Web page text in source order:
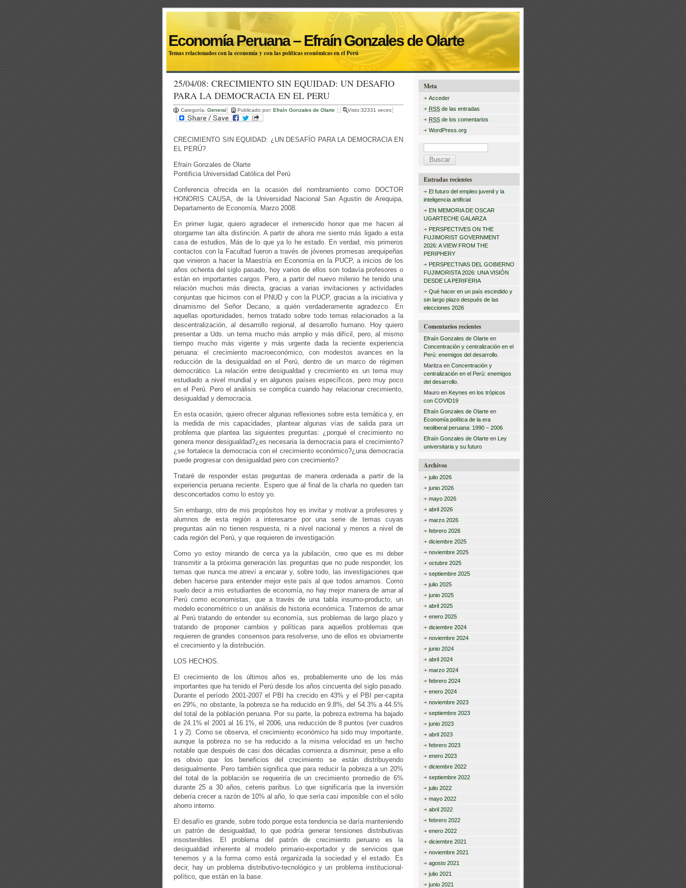
Economía Peruana – Efraín Gonzales de Olarte
Temas relacionados con la economía y con las políticas económicas en el Perú
25/04/08: CRECIMIENTO SIN EQUIDAD: UN DESAFIO
PARA LA DEMOCRACIA EN EL PERU
Categoría: General Publicado por: Efraín Gonzales de Olarte Visto:32331 veces
CRECIMIENTO SIN EQUIDAD: ¿UN DESAFÍO PARA LA DEMOCRACIA EN
EL PERÚ?
Efraín Gonzales de Olarte
Pontificia Universidad Católica del Perú
Conferencia ofrecida en la ocasión del nombramiento como DOCTOR
HONORIS CAUSA, de la Universidad Nacional San Agustin de Arequipa,
Departamento de Economía. Marzo 2008.
En primer lugar, quiero agradecer el inmerecido honor que me hacen al
otorgarme tan alta distinción. A partir de ahora me siento más ligado a esta
casa de estudios, Más de lo que ya lo he estado. En verdad, mis primeros
contactos con la Facultad fueron a través de jóvenes promesas arequipeñas
que vinieron a hacer la Maestría en Economía en la PUCP, a inicios de los
años ochenta del siglo pasado, hoy varios de ellos son todavía profesores o
están en importantes cargos. Pero, a partir del nuevo milenio he tenido una
relación muchos más directa, gracias a varias invitaciones y actividades
conjuntas que hicimos con el PNUD y con la PUCP, gracias a la iniciativa y
dinamismo del Señor Decano, a quién verdaderamente agradezco. En
aquellas oportunidades, hemos tratado sobre todo temas relacionados a la
descentralización, al desarrollo regional, al desarrollo humano. Hoy quiero
presentar a Uds. un tema mucho más amplio y más difícil, pero, al mismo
tiempo mucho más vigente y más urgente dada la reciente experiencia
peruana: el crecimiento macroeconómico, con modestos avances en la
reducción de la desigualdad en el Perú, dentro de un marco de régimen
democrático. La relación entre desigualdad y crecimiento es un tema muy
estudiado a nivel mundial y en algunos países específicos, pero muy poco
en el Perú. Pero el análisis se complica cuando hay relacionar crecimiento,
desigualdad y democracia.
En esta ocasión, quiero ofrecer algunas reflexiones sobre esta temática y, en
la medida de mis capacidades, plantear algunas vías de salida para un
problema que plantea las siguientes preguntas: ¿porqué el crecimiento no
genera menor desigualdad?¿es necesaria la democracia para el crecimiento?
¿se fortalece la democracia con el crecimiento económico?¿una democracia
puede progresar con desigualdad pero con crecimiento?
Trataré de responder estas preguntas de manera ordenada a partir de la
experiencia peruana reciente. Espero que al final de la charla no queden tan
desconcertados como lo estoy yo.
Sin embargo, otro de mis propósitos hoy es invitar y motivar a profesores y
alumnos de esta región a interesarse por una serie de temas cuyas
preguntas aún no tienen respuesta, ni a nivel nacional y menos a nivel de
cada región del Perú, y que requieren de investigación.
Como yo estoy mirando de cerca ya la jubilación, creo que es mi deber
transmitir a la próxima generación las preguntas que no pude responder, los
temas que nunca me atreví a encarar y, sobre todo, las investigaciones que
deben hacerse para entender mejor este país al que todos amamos. Como
suelo decir a mis estudiantes de economía, no hay mejor manera de amar al
Perú como economistas, que a través de una tabla insumo-producto, un
modelo econométrico o un análisis de historia económica. Tratemos de amar
al Perú tratando de entender su economía, sus problemas de largo plazo y
tratando de proponer cambios y políticas para aquellos problemas que
requieren de grandes consensos para resolverse, uno de ellos es obviamente
el crecimiento y la distribución.
LOS HECHOS.
El crecimiento de los últimos años es, probablemente uno de los más
importantes que ha tenido el Perú desde los años cincuenta del siglo pasado.
Durante el período 2001-2007 el PBI ha crecido en 43% y el PBI per-capita
en 29%, no obstante, la pobreza se ha reducido en 9.8%, del 54.3% a 44.5%
del total de la población peruana. Por su parte, la pobreza extrema ha bajado
de 24.1% el 2001 al 16.1%, el 2006, una reducción de 8 puntos (ver cuadros
1 y 2). Como se observa, el crecimiento económico ha sido muy importante,
aunque la pobreza no se ha reducido a la misma velocidad es un hecho
notable que después de casi dos décadas comienza a disminuir, pese a ello
es obvio que los beneficios del crecimiento se están distribuyendo
desigualmente. Pero también significa que para reducir la pobreza a un 20%
del total de la población se requeriría de un crecimiento promedio de 6%
durante 25 a 30 años, ceteris paribus. Lo que significaría que la inversión
debería crecer a razón de 10% al año, lo que sería casi imposible con el sólo
ahorro interno.
El desafío es grande, sobre todo porque esta tendencia se daría manteniendo
un patrón de desigualdad, lo que podría generar tensiones distributivas
insostenibles. El problema del patrón de crecimiento peruano es la
desigualdad inherente al modelo primario-exportador y de servicios que
tenemos y a la forma como está organizada la sociedad y el estado. Es
decir, hay un problema distributivo-tecnológico y un problema institucional-
político, que están en la base.
Meta
Acceder
RSS de las entradas
RSS de los comentarios
WordPress.org
B
u
s
c
r
:
Entradas recientes
El futuro del empleo juvenil y la
inteligencia artificial
EN MEMORIA DE OSCAR
UGARTECHE GALARZA
PERSPECTIVES ON THE
FUJIMORIST GOVERNMENT
2026: A VIEW FROM THE
PERIPHERY
PERSPECTIVAS DEL GOBIERNO
FUJIMORISTA 2026: UNA VISIÓN
DESDE LA PERIFERIA
Qué hacer en un país escindido y
sin largo plazo después de las
elecciones 2026
Comentarios recientes
Efraín Gonzales de Olarte en
Concentración y centralización en el
Perú: enemigos del desarrollo.
Maritza en Concentración y
centralización en el Perú: enemigos
del desarrollo.
Mauro en Keynes en los trópicos
con COVID19
Efraín Gonzales de Olarte en
Economía política de la era
neoliberal peruana: 1990 – 2006
Efraín Gonzales de Olarte en Ley
universitaria y su futuro
Archivos
julio 2026
junio 2026
mayo 2026
abril 2026
marzo 2026
febrero 2026
diciembre 2025
noviembre 2025
octubre 2025
septiembre 2025
julio 2025
junio 2025
abril 2025
enero 2025
diciembre 2024
noviembre 2024
junio 2024
abril 2024
marzo 2024
febrero 2024
enero 2024
noviembre 2023
septiembre 2023
junio 2023
abril 2023
febrero 2023
enero 2023
diciembre 2022
septiembre 2022
julio 2022
mayo 2022
abril 2022
febrero 2022
enero 2022
diciembre 2021
noviembre 2021
agosto 2021
julio 2021
junio 2021